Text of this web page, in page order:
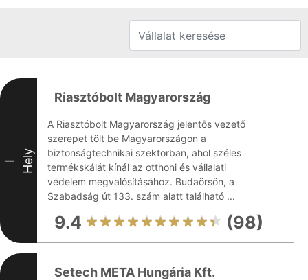
I Hely
Riasztóbolt Magyarország
A Riasztóbolt Magyarország jelentős vezető
szerepet tölt be Magyarországon a
biztonságtechnikai szektorban, ahol széles
termékskálát kínál az otthoni és vállalati
védelem megvalósításához. Budaörsön, a
Szabadság út 133. szám alatt található ...
9.4 (98)
Setech META Hungária Kft.